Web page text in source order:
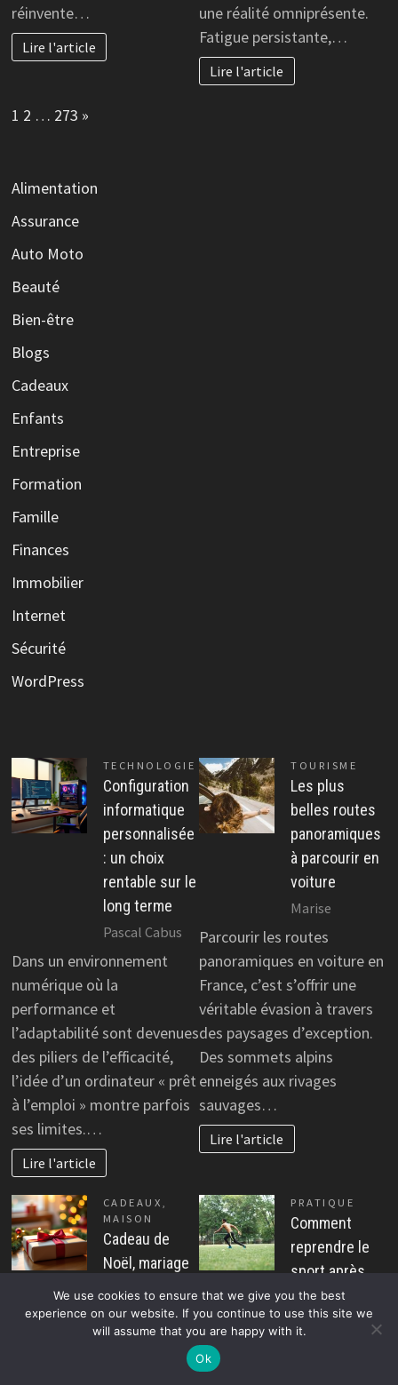
réinvente…
Lire l'article
une réalité omniprésente.
Fatigue persistante,…
Lire l'article
Page:
1 2 … 273 Next
»
Alimentation
Assurance
Auto Moto
Beauté
Bien-être
Blogs
Cadeaux
Enfants
Entreprise
Formation
Famille
Finances
Immobilier
Internet
Sécurité
WordPress
TECHNOLOGIE
Configuration
informatique
personnalisée
: un choix
rentable sur le
long terme
Pascal Cabus
Dans un environnement
numérique où la
performance et
l’adaptabilité sont devenues
des piliers de l’efficacité,
l’idée d’un ordinateur « prêt
à l’emploi » montre parfois
ses limites.…
Lire l'article
TOURISME
Les plus
belles routes
panoramiques
à parcourir en
voiture
Marise
Parcourir les routes
panoramiques en voiture en
France, c’est s’offrir une
véritable évasion à travers
des paysages d’exception.
Des sommets alpins
enneigés aux rivages
sauvages…
Lire l'article
CADEAUX ,
MAISON
Cadeau de
Noël, mariage
anniversaire :
des solutions
PRATIQUE
Comment
reprendre le
sport après
une longue
période d’arrêt
We use cookies to ensure that we give you the best
experience on our website. If you continue to use this site we
will assume that you are happy with it.
Ok